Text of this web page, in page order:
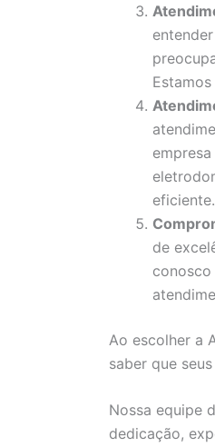
eficiente.
de
Ao escolher a
saber que
Nossa equipe
dedicação,